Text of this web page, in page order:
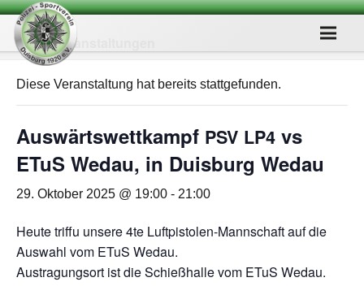
« Alle Veranstaltungen
Diese Veranstaltung hat bereits stattgefunden.
Aus­wärts­wett­kampf PSV LP4 vs
ETuS Wedau, in Duis­burg Wedau
29. Oktober 2025 @ 19:00 - 21:00
Heute triffu unsere 4te Luft­pis­to­len-Mann­schaft auf die
Aus­wahl vom ETuS Wedau.
Aus­tra­gungs­ort ist die Schieß­halle vom ETuS Wedau.